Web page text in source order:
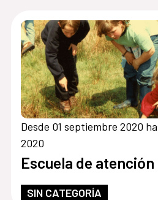
Desde 01 septiembre 2020
2020
Escuela de atención
SIN CATEGORÍA